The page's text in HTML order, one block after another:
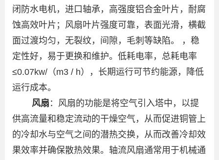
闭防水电机，进口轴承，高强度铝合金叶片，耐腐
蚀高效叶片；风扇叶片强度可靠，表面光滑，横截
面过渡均匀，无裂纹，间隙，毛刺等缺陷。 ，稳
定性好，易于更换和维护。低耗电率，总耗电率
≤0.07kw/（m3 / h），长期运行可节约能源，降低
运行成本。
风扇 ：风扇的功能是将空气引入塔中，以提
供高流量和稳定流动的干燥空气，从而促进铜管上
的冷却水与空气之间的潜热交换，从而改善冷却效
果效率并确保散热效果。轴流风扇通常用于机械通